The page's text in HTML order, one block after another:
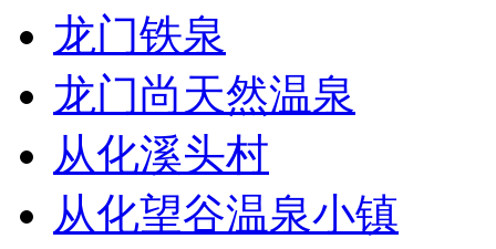
龙门铁泉
龙门尚天然温泉
从化溪头村
从化望谷温泉小镇